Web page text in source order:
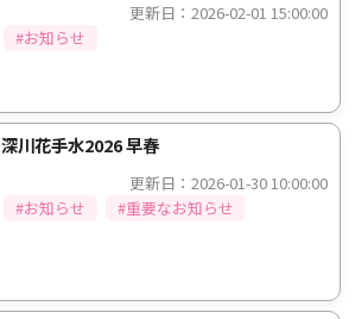
更新日：2026-02-01 15:00:00
#お知らせ
深川花手水2026 早春
更新日：2026-01-30 10:00:00
#お知らせ
#重要なお知らせ